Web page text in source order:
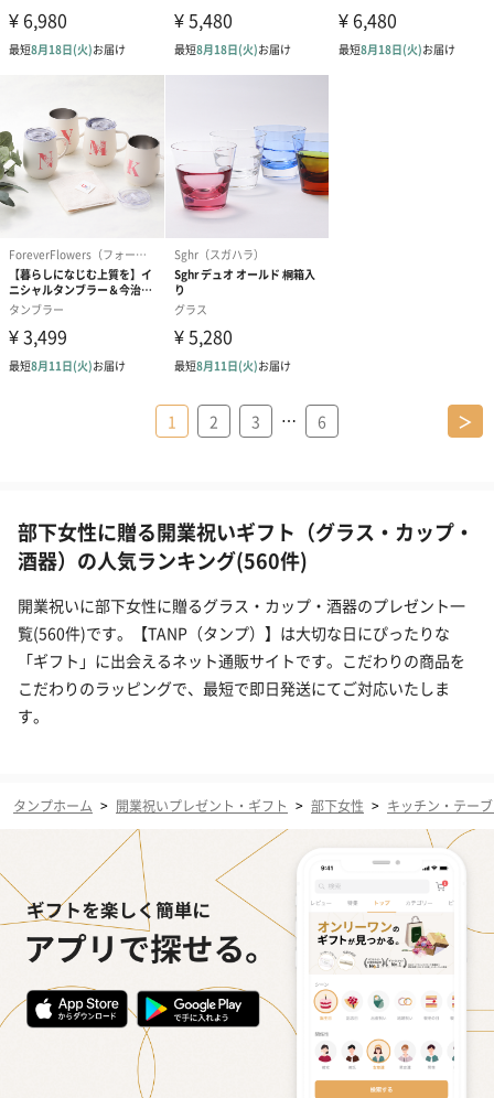
1 2 3 … 6 ＞
部下女性に贈る開業祝いギフト（グラス・カップ・
酒器）の人気ランキング(560件)
開業祝いに部下女性に贈るグラス・カップ・酒器のプレゼント一
覧(560件)です。【TANP（タンプ）】は大切な日にぴったりな
「ギフト」に出会えるネット通販サイトです。こだわりの商品を
こだわりのラッピングで、最短で即日発送にてご対応いたしま
す。
タンプホーム > 開業祝いプレゼント・ギフト > 部下女性 > キッチン・テー